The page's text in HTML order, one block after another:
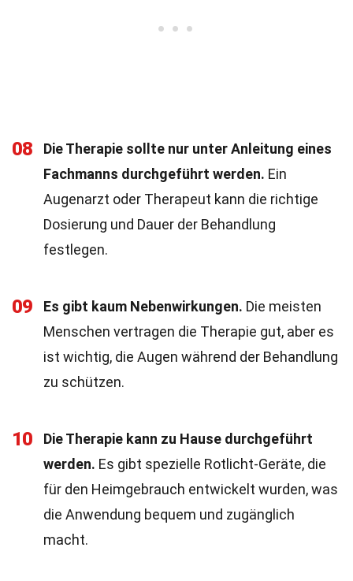
08
Die Therapie sollte nur unter Anleitung eines
Fachmanns durchgeführt werden. Ein
Augenarzt oder Therapeut kann die richtige
Dosierung und Dauer der Behandlung
festlegen.
09 Es gibt kaum Nebenwirkungen. Die meisten
Menschen vertragen die Therapie gut, aber es
ist wichtig, die Augen während der Behandlung
zu schützen.
10
Die Therapie kann zu Hause durchgeführt
werden. Es gibt spezielle Rotlicht-Geräte, die
für den Heimgebrauch entwickelt wurden, was
die Anwendung bequem und zugänglich
macht.